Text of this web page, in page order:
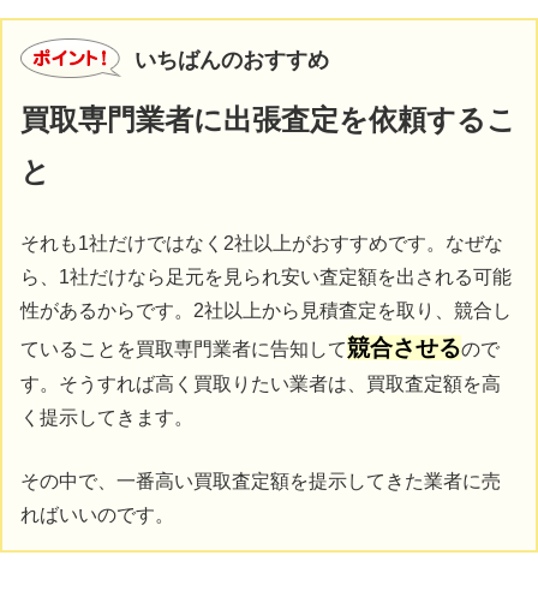
いちばんのおすすめ
買取専門業者に出張査定を依頼するこ
と
それも1社だけではなく2社以上がおすすめです。なぜな
ら、1社だけなら足元を見られ安い査定額を出される可能
性があるからです。2社以上から見積査定を取り、競合し
ていることを買取専門業者に告知して競合させるので
す。そうすれば高く買取りたい業者は、買取査定額を高
く提示してきます。
その中で、一番高い買取査定額を提示してきた業者に売
ればいいのです。